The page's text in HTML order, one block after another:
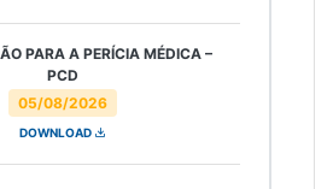
05/08/2026
PARA A PERÍCIA MÉDICA –
PCD
DOWNLOAD